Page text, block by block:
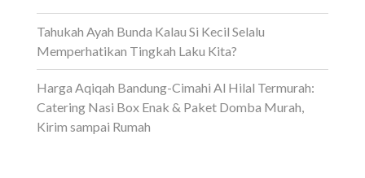
Tahukah Ayah Bunda Kalau Si Kecil Selalu
Memperhatikan Tingkah Laku Kita?
Harga Aqiqah Bandung-Cimahi Al Hilal Termurah:
Catering Nasi Box Enak & Paket Domba Murah,
Kirim sampai Rumah